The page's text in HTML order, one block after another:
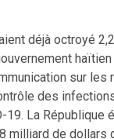
déjà octroyé
sur les
des
19. La République
milliard de dollars